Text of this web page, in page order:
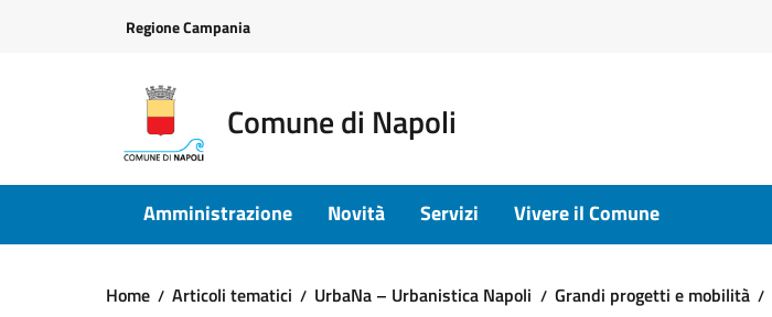
Regione Campania
Comune di Napoli
Amministrazione Novità Servizi Vivere il Comune
Home Articoli tematici UrbaNa – Urbanistica Napoli Grandi progetti e mobilità